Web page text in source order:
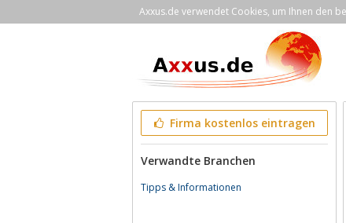
Axxus.de verwendet Cookies, um Ihnen den
Firma kostenlos eintragen
Verwandte Branchen
Tipps & Informationen